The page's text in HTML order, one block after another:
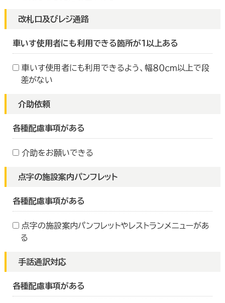
改札口及びレジ通路
車いす使用者にも利用できる箇所が１以上ある
車いす使用者にも利用できるよう、幅８０ｃｍ以上で段
差がない
介助依頼
各種配慮事項がある
介助をお願いできる
点字の施設案内パンフレット
各種配慮事項がある
点字の施設案内パンフレットやレストランメニューがあ
る
手話通訳対応
各種配慮事項がある